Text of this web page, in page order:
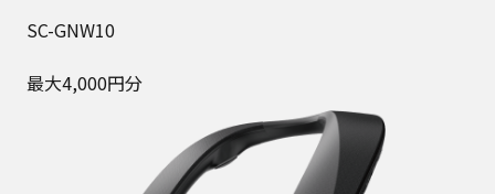
SC-GNW10
最大4,000円分